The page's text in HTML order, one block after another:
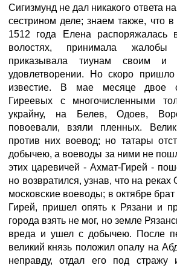
Сигизмунд не дал никакого ответа
сестрином деле; знаем также, что
1512 года Елена распоряжалась
волостях, принимала
приказывала тиунам своим и
удовлетворении. Но скоро
известие. В мае месяце двое
Гиреевых с многочисленными
украйну, на Белев, Одоев,
повоевали, взяли пленных.
против них воевод; но татары
добычею, а воеводы за ними не
этих царевичей - Ахмат-Гирей -
но возвратился, узнав, что на реках
московские воеводы; в октябре
Гирей, пришел опять к Рязани и
города взять не мог, но земле
вреда и ушел с добычею. После
великий князь положил опалу на
неправду, отдал его под стражу